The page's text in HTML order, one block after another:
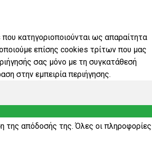
κατηγοριοποιούνται ως απαραίτητα
επίσης cookies τρίτων που μας
σας μόνο με τη συγκατάθεσή
στην εμπειρία περιήγησης.
της απόδοσής της. Όλες οι πληροφορίες